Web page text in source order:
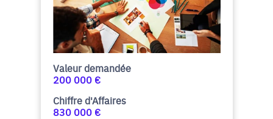
Valeur demandée
200 000 €
Chiffre d'Affaires
830 000 €